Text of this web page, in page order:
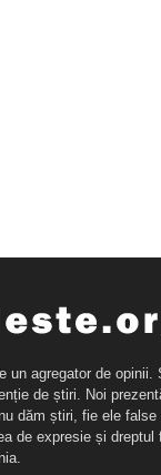
un agregator de opinii.
de știri. Noi
dăm știri, fie ele false
de expresie și dreptul